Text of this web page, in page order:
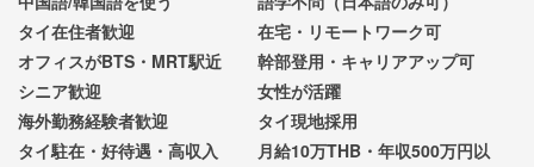
タイ在住者歓迎
在宅・リモートワーク可
オフィスがBTS・MRT駅近
幹部登用・キャリアアップ可
シニア歓迎
女性が活躍
海外勤務経験者歓迎
タイ現地採用
タイ駐在・好待遇・高収入
月給10万THB・年収500万円以